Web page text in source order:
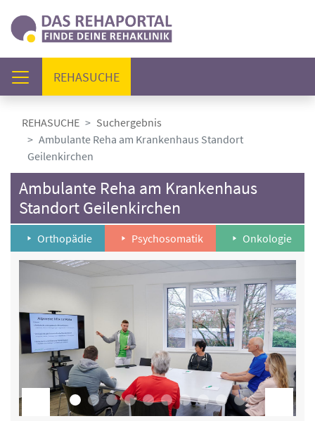
REHASUCHE(AKTUELL)
REHASUCHE
Suchergebnis
Ambulante Reha am Krankenhaus Standort
Geilenkirchen
Ambulante Reha am Krankenhaus
Standort Geilenkirchen
Orthopädie Psychosomatik Onkologie